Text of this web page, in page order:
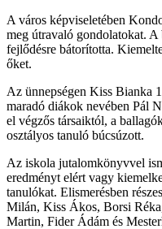
A város képviseletében
meg útravaló gondolatokat. A
fejlődésre bátorította.
őket.
Az ünnepségen Kiss Bianka
maradó diákok nevében Pál
el végzős társaiktól, a
osztályos tanuló búcsúzott.
Az iskola jutalomkönyvvel
eredményt elért vagy
tanulókat. Elismerésben
Milán, Kiss Ákos, Borsi
Martin, Fider Ádám és